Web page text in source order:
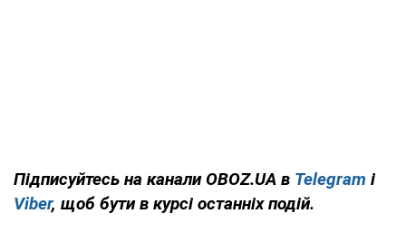
Підписуйтесь на канали OBOZ.UA в Telegram і
Viber, щоб бути в курсі останніх подій.